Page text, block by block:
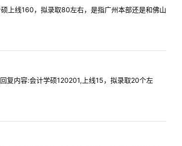
上线160，拟录取80左右，是指广州本部还是和佛山
内容:会计学硕120201,上线15，拟录取20个左